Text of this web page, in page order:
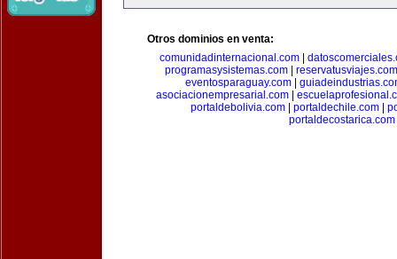
Otros dominios en venta:
comunidadinternacional.com
programasysistemas.com
reservatusviajes.com
eventosparaguay.com
asociacionempresarial.com|
portaldebolivia.com| portaldechile.com|
portaldecostarica.com